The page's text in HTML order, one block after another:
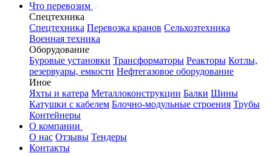
Что перевозим
Спецтехника
Спецтехника Перевозка кранов Сельхозтехника
Военная техника
Оборудование
Буровые установки Трансформаторы Реакторы Котлы,
резервуары, емкости Нефтегазовое оборудование
Иное
Яхты и катера Металлоконструкции Балки Шины
Катушки с кабелем Блочно-модульные строения Трубы
Контейнеры
О компании
О нас Отзывы Тендеры
Контакты